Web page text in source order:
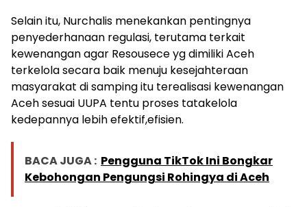
Selain itu, Nurchalis menekankan pentingnya
penyederhanaan regulasi, terutama terkait
kewenangan agar Resousece yg dimiliki Aceh
terkelola secara baik menuju kesejahteraan
masyarakat di samping itu terealisasi kewenangan
Aceh sesuai UUPA tentu proses tatakelola
kedepannya lebih efektif,efisien.
BACA JUGA : Pengguna TikTok Ini Bongkar
Kebohongan Pengungsi Rohingya di Aceh